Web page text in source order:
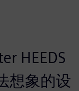
HEEDS
想象的设